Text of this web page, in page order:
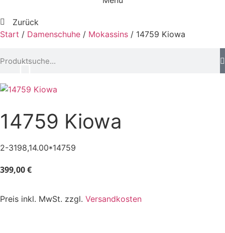
Zurück
Start / Damenschuhe / Mokassins / 14759 Kiowa
14759 Kiowa
2-3198,14.00*14759
399,00€
Preis inkl. MwSt. zzgl. Versandkosten